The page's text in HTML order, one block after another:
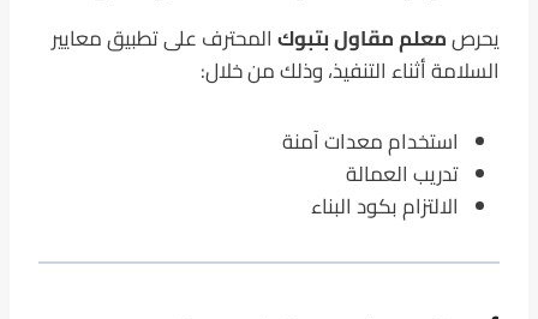
يحرصمعلم مقاول بتبوكالمحترف على تطبيق معايير
السلامة أثناء التنفيذ، وذلك من خلال:
استخدام معدات آمنة
تدريب العمالة
الالتزام بكود البناء